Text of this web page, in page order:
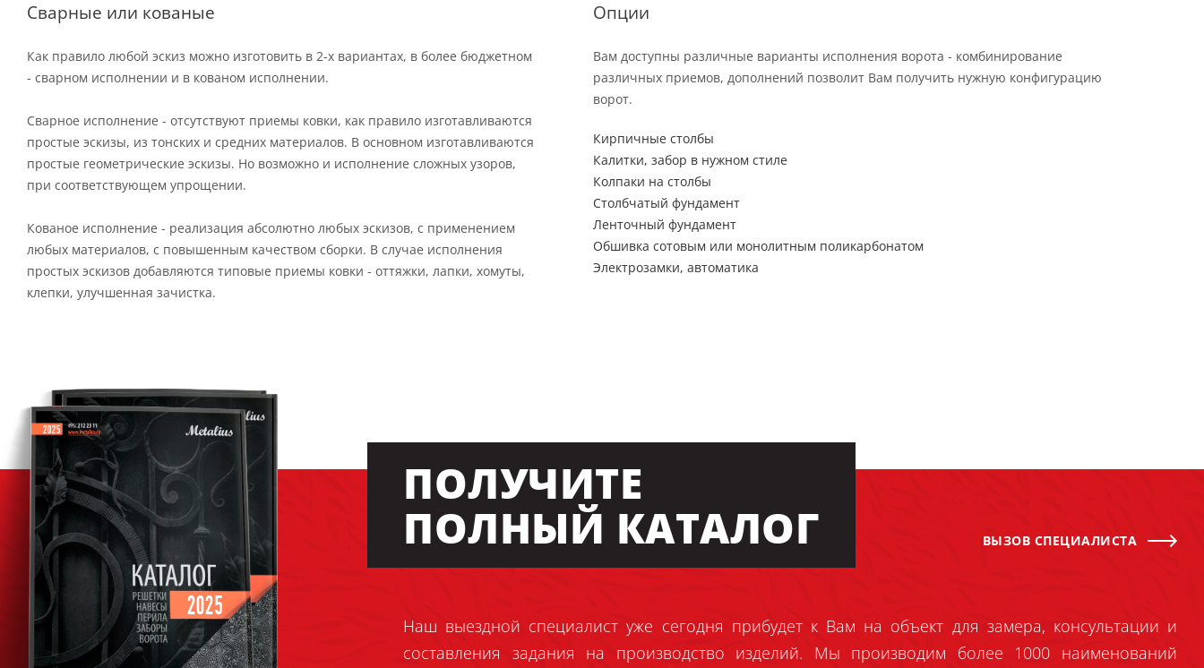
Сварные или кованые
Как правило любой эскиз можно изготовить в 2-х вариантах, в более бюджетном
- сварном исполнении и в кованом исполнении.
Сварное исполнение - отсутствуют приемы ковки, как правило изготавливаются
простые эскизы, из тонских и средних материалов. В основном изготавливаются
простые геометрические эскизы. Но возможно и исполнение сложных узоров,
при соответствующем упрощении.
Кованое исполнение - реализация абсолютно любых эскизов, с применением
любых материалов, с повышенным качеством сборки. В случае исполнения
простых эскизов добавляются типовые приемы ковки - оттяжки, лапки, хомуты,
клепки, улучшенная зачистка.
Опции
Вам доступны различные варианты исполнения ворота - комбинирование
различных приемов, дополнений позволит Вам получить нужную конфигурацию
ворот.
Кирпичные столбы
Калитки, забор в нужном стиле
Колпаки на столбы
Столбчатый фундамент
Ленточный фундамент
Обшивка сотовым или монолитным поликарбонатом
Электрозамки, автоматика
ПОЛУЧИТЕ
ПОЛНЫЙ КАТАЛОГ
ВЫЗОВ СПЕЦИАЛИСТА
Наш выездной специалист уже сегодня прибудет к Вам на объект для замера, консультации и
составления задания на производство изделий. Мы производим более 1000 наименований